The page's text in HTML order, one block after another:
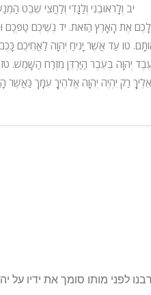
יב וְלָראוּבֵנִי וְלַגָּדִי וְלַחֲצִי שֵׁבֶט
לָכֶם אֶת הָאָרֶץ הַזֹּאת. יד נְשֵׁיכֶם טַפְּכֶם
טו עַד אֲשֶׁר יָנִיחַ יְהוָה לַאֲחֵיכֶם
יְהוָה בְּעֵבֶר הַיַּרְדֵּן מִזְרַח הַשָּׁמֶשׁ. טז
רַק יִהְיֶה יְהוָה אֱלֹהֶיךָ עִמָּךְ כַּאֲשֶׁר
לפני מותו סומך את ידיו על